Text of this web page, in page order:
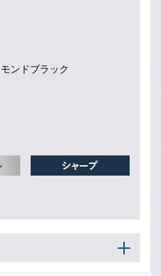
ンドブラック